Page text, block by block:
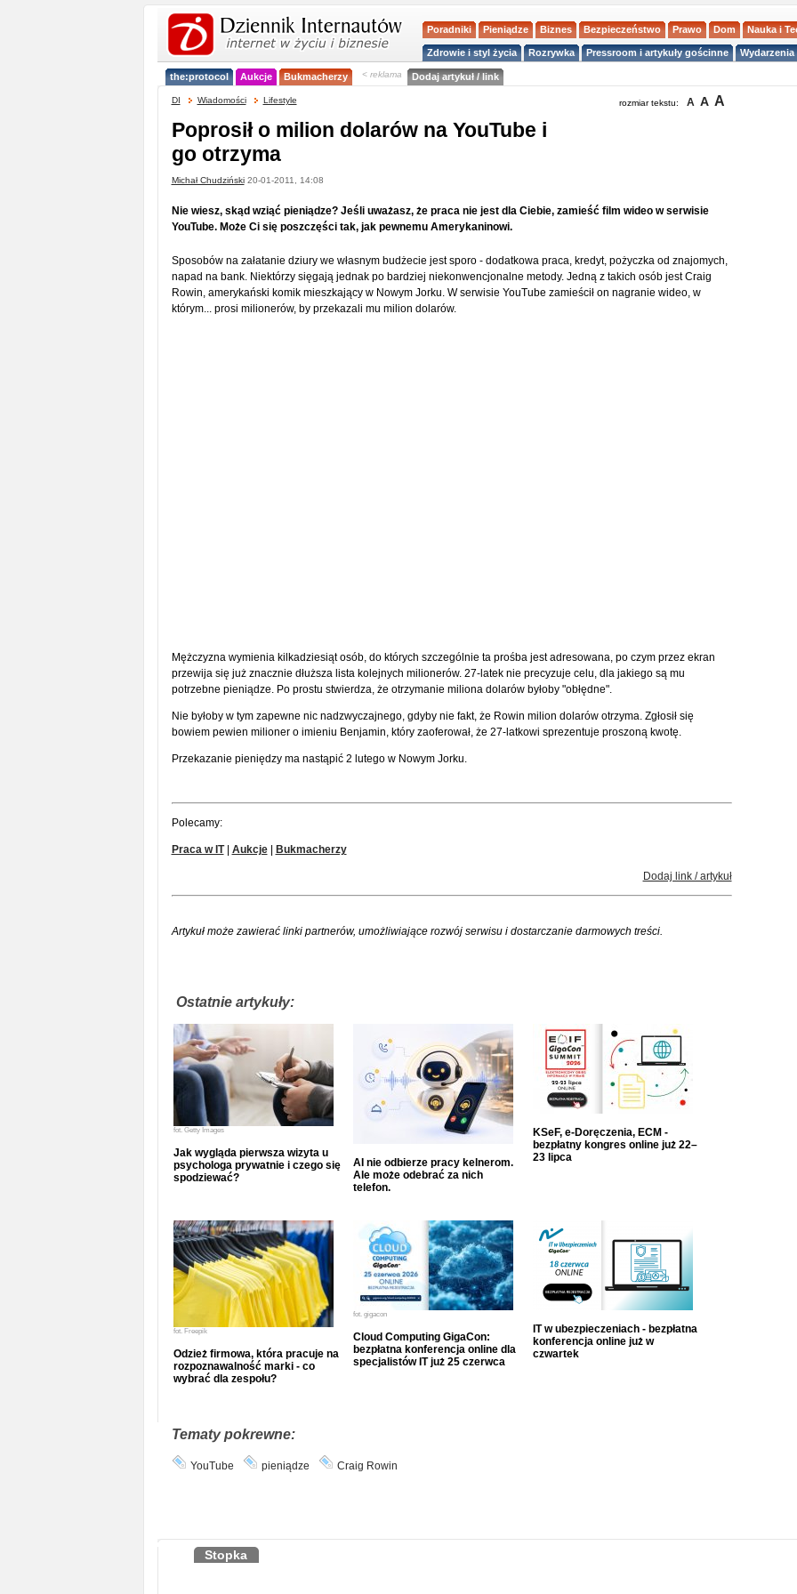
Poradniki Pieniądze Biznes Bezpieczeństwo Prawo Dom Nauka i
Zdrowie i styl życia Rozrywka Pressroom i artykuły gościnne
the:protocol Aukcje Bukmacherzy < reklama Dodaj artykuł / link
DI Wiadomości Lifestyle rozmiar tekstu: A A A
Poprosił o milion dolarów na YouTube i
go otrzyma
Michał Chudziński20-01-2011, 14:08
Nie wiesz, skąd wziąć pieniądze? Jeśli uważasz, że praca nie jest dla Ciebie, zamieść film wideo w serwisie
YouTube. Może Ci się poszczęści tak, jak pewnemu Amerykaninowi.
Sposobów na załatanie dziury we własnym budżecie jest sporo - dodatkowa praca, kredyt, pożyczka od znajomych,
napad na bank. Niektórzy sięgają jednak po bardziej niekonwencjonalne metody. Jedną z takich osób jest Craig
Rowin, amerykański komik mieszkający w Nowym Jorku. W serwisie YouTube zamieścił on nagranie wideo, w
którym... prosi milionerów, by przekazali mu milion dolarów.
Mężczyzna wymienia kilkadziesiąt osób, do których szczególnie ta prośba jest adresowana, po czym przez ekran
przewija się już znacznie dłuższa lista kolejnych milionerów. 27-latek nie precyzuje celu, dla jakiego są mu
potrzebne pieniądze. Po prostu stwierdza, że otrzymanie miliona dolarów byłoby "obłędne".
Nie byłoby w tym zapewne nic nadzwyczajnego, gdyby nie fakt, że Rowin milion dolarów otrzyma. Zgłosił się
bowiem pewien milioner o imieniu Benjamin, który zaoferował, że 27-latkowi sprezentuje proszoną kwotę.
Przekazanie pieniędzy ma nastąpić 2 lutego w Nowym Jorku.
Polecamy:
Praca w IT| Aukcje| Bukmacherzy
Dodaj link / artykuł
Artykuł może zawierać linki partnerów, umożliwiające rozwój serwisu i dostarczanie darmowych treści.
Ostatnie artykuły:
fot. Getty Images
Jak wygląda pierwsza wizyta u
psychologa prywatnie i czego się
spodziewać?
AI nie odbierze pracy kelnerom.
Ale może odebrać za nich
telefon.
KSeF, e-Doręczenia, ECM -
bezpłatny kongres online już 22–
23 lipca
fot. Freepik
Odzież firmowa, która pracuje na
rozpoznawalność marki - co
wybrać dla zespołu?
fot. gigacon
Cloud Computing GigaCon:
bezpłatna konferencja online dla
specjalistów IT już 25 czerwca
IT w ubezpieczeniach - bezpłatna
konferencja online już w
czwartek
Tematy pokrewne:
YouTube pieniądze Craig Rowin
Stopka